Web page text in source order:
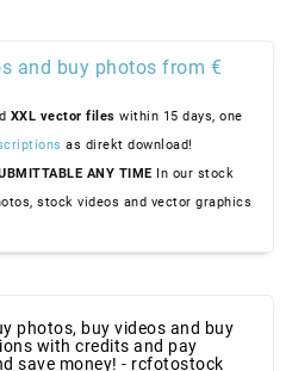
and buy photos from €
XXL vector files within 15 days, one
as direkt download!
ANY TIME In our stock
stock videos and vector graphics
photos, buy videos and buy
with credits and pay
save money! - rcfotostock